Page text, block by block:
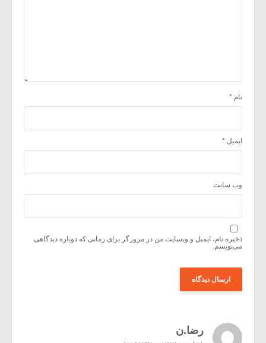
نام *
ایمیل *
وب‌ سایت
ذخیره نام، ایمیل و وبسایت من در مرورگر برای زمانی که دوباره دیدگاهی
می‌نویسم.
رضا.ن